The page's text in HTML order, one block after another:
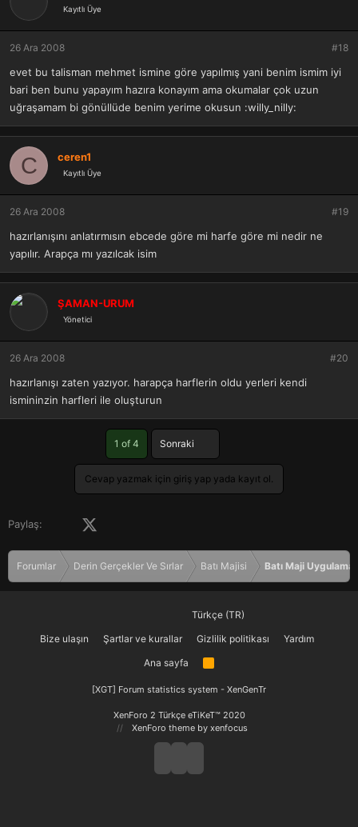
Kayıtlı Üye
26 Ara 2008 #18
evet bu talisman mehmet ismine göre yapılmış yani benim ismim iyi
bari ben bunu yapayım hazıra konayım ama okumalar çok uzun
uğraşamam bi gönüllüde benim yerime okusun :willy_nilly:
C ceren1
Kayıtlı Üye
26 Ara 2008 #19
hazırlanışını anlatırmısın ebcede göre mi harfe göre mi nedir ne
yapılır. Arapça mı yazılcak isim
ŞAMAN-URUM
Yönetici
26 Ara 2008 #20
hazırlanışı zaten yazıyor. harapça harflerin oldu yerleri kendi
ismininzin harfleri ile oluşturun
1 of 4 Sonraki
Cevap yazmak için giriş yap yada kayıt ol.
Paylaş: Facebook
Forumlar Derin Gerçekler Ve Sırlar Batı Majisi Batı Maji
Türkçe (TR)
Bize ulaşın
Şartlar ve kurallar Gizlilik politikası
Yardım
Ana sayfa
R
[XGT] Forum statistics system - XenGenTr
XenForo 2 Türkçe eTiKeT™ 2020
XenForo theme by xenfocus